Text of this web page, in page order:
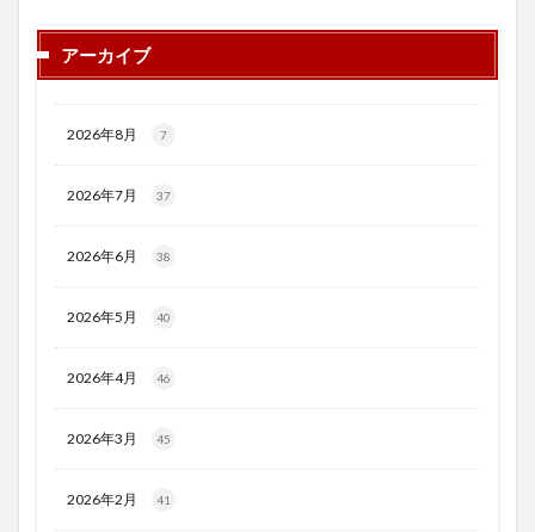
アーカイブ
2026年8月 7
2026年7月 37
2026年6月 38
2026年5月 40
2026年4月 46
2026年3月 45
2026年2月 41